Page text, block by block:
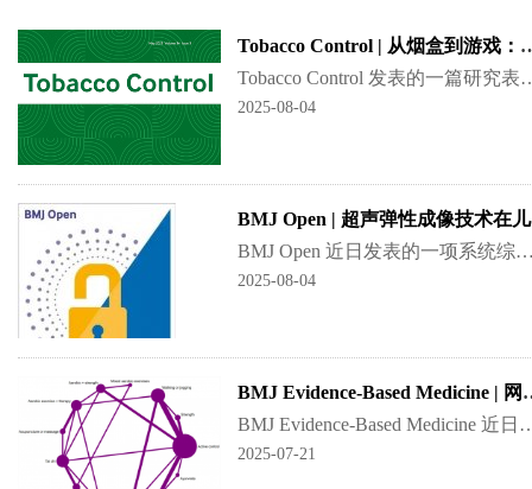
Tobacco Control | 从烟盒到游
Tobacco Control 发表的一篇研究表明，华丽的烟草包装会促使中国儿童参
2025-08-04
BMJ Open 近日发表的一项系统综述和meta分析显示， 尽管 点式剪切波弹性成像（pSWE）和瞬时受控弹性成像（VCTE）这两种无创
2025-08-04
BMJ Evidence-Based
BMJ Evidence-Based Medicine 近日发表的一篇研究显示，相较于常规护理或生活方式干预
2025-07-21